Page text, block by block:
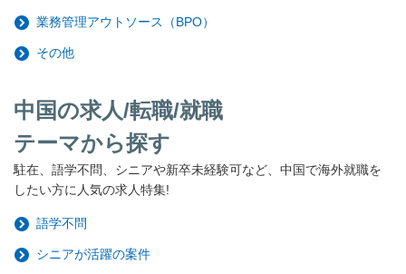
業務管理アウトソース（BPO）
その他
中国の求人/転職/就職
テーマから探す
駐在、語学不問、シニアや新卒未経験可など、中国で海外就職を
したい方に人気の求人特集!
語学不問
シニアが活躍の案件